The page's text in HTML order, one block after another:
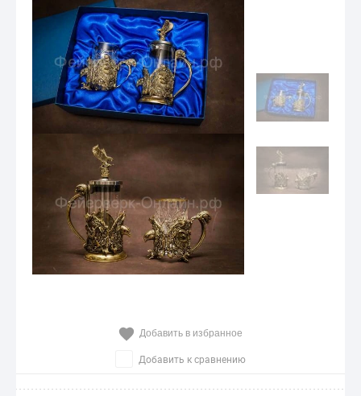
Добавить в избранное
Добавить к сравнению